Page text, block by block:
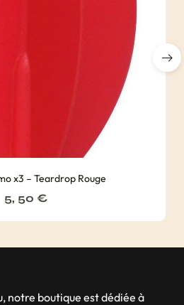
x3 – Teardrop Rouge
5, 50 €
notre boutique est dédiée à